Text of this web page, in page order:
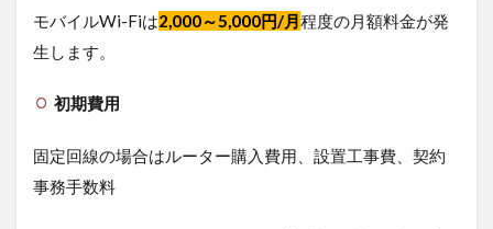
バ
Wi-
Fi
モバイルWi-Fiは2,000～5,000円/月程度の月額料金が発
生します。
初期費用
固定回線の場合はルーター購入費用、設置工事費、契約
事務手数料